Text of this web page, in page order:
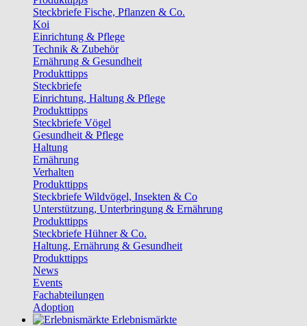
Steckbriefe Fische, Pflanzen & Co.
Koi
Einrichtung & Pflege
Technik & Zubehör
Ernährung & Gesundheit
Produkttipps
Steckbriefe
Einrichtung, Haltung & Pflege
Produkttipps
Steckbriefe Vögel
Gesundheit & Pflege
Haltung
Ernährung
Verhalten
Produkttipps
Steckbriefe Wildvögel, Insekten & Co
Unterstützung, Unterbringung & Ernährung
Produkttipps
Steckbriefe Hühner & Co.
Haltung, Ernährung & Gesundheit
Produkttipps
News
Events
Fachabteilungen
Adoption
Erlebnismärkte